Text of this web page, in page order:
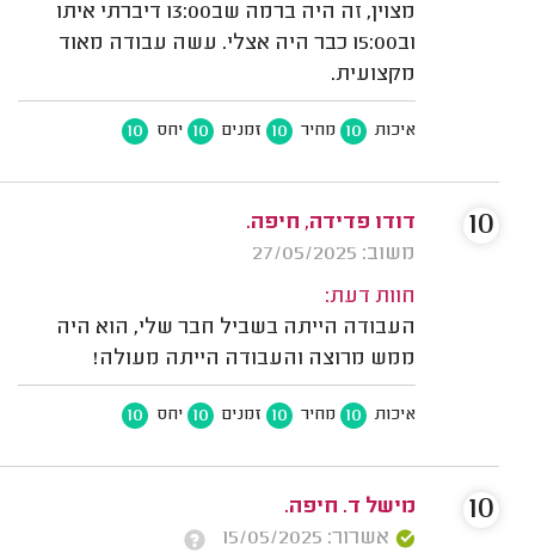
מצוין, זה היה ברמה שב13:00 דיברתי איתו
וב15:00 כבר היה אצלי. עשה עבודה מאוד
מקצועית.
איכות 10 מחיר 10 זמנים 10 יחס 10
דודו פדידה, חיפה.
משוב: 27/05/2025
חוות דעת:
העבודה הייתה בשביל חבר שלי, הוא היה
ממש מרוצה והעבודה הייתה מעולה!
איכות 10 מחיר 10 זמנים 10 יחס 10
10
מישל ד. חיפה.
אשרור: 15/05/2025
10